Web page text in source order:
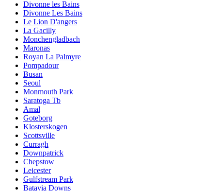
Divonne les Bains
Divonne Les Bains
Le Lion D'angers
La Gacilly
Monchengladbach
Maronas
Royan La Palmyre
Pompadour
Busan
Seoul
Monmouth Park
Saratoga Tb
Amal
Goteborg
Klosterskogen
Scottsville
Curragh
Downpatrick
Chepstow
Leicester
Gulfstream Park
Batavia Downs